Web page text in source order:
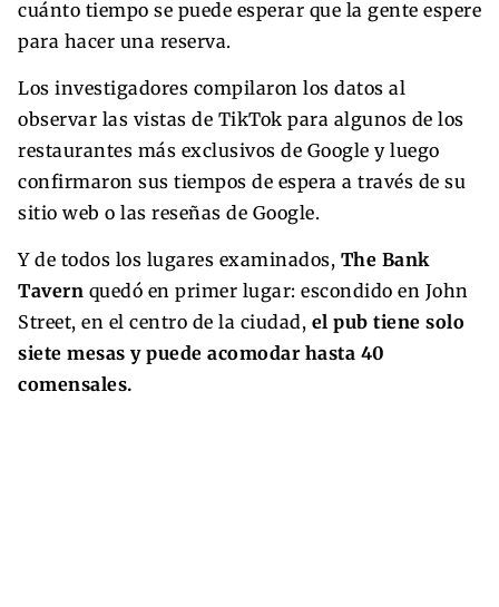
cuánto tiempo se puede esperar que la gente espere
para hacer una reserva.
Los investigadores compilaron los datos al
observar las vistas de TikTok para algunos de los
restaurantes más exclusivos de Google y luego
confirmaron sus tiempos de espera a través de su
sitio web o las reseñas de Google.
Y de todos los lugares examinados, The Bank
Tavern quedó en primer lugar: escondido en John
Street, en el centro de la ciudad, el pub tiene solo
siete mesas y puede acomodar hasta 40
comensales.